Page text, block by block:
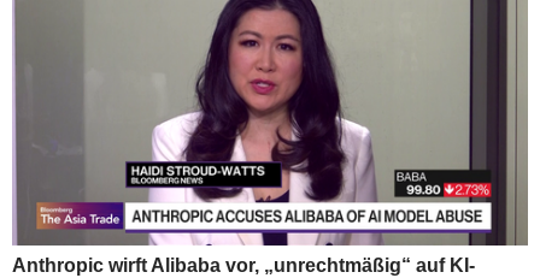
Anthropic wirft Alibaba vor, „unrechtmäßig“ auf KI-